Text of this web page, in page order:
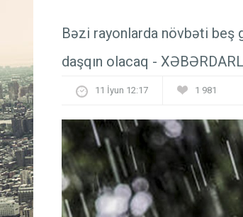
Bəzi rayonlarda növbəti beş
daşqın olacaq -
11 İyun 12:17 1 981